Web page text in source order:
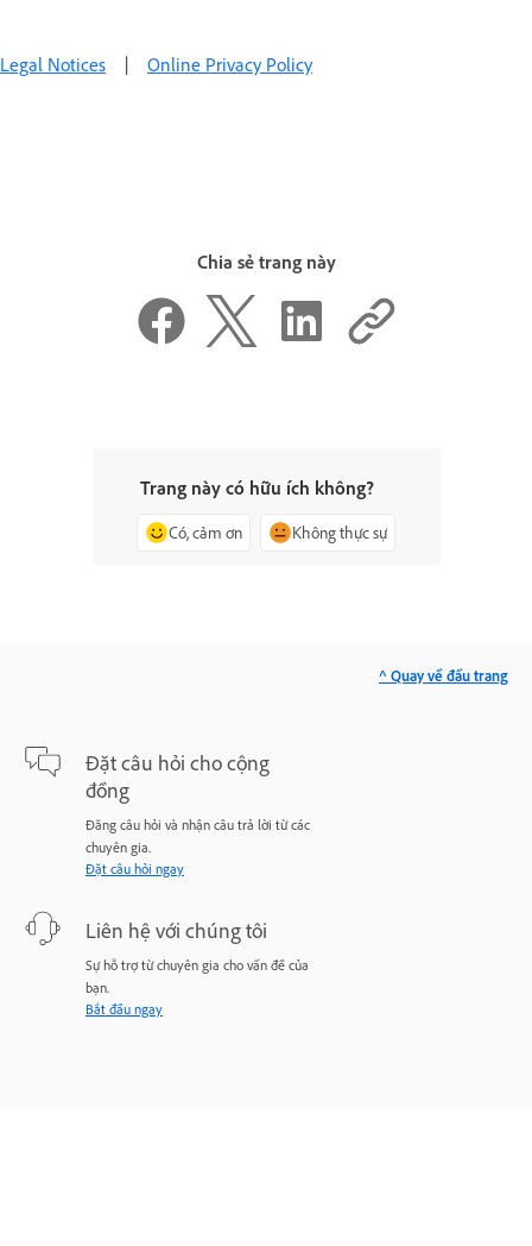
Legal Notices | Online Privacy Policy
Chia sẻ trang này
Trang này có hữu ích không?
Có, cảm ơn Không thực sự
Đặt câu hỏi cho cộng
đồng
Đăng câu hỏi và nhận câu trả lời từ các
chuyên gia.
Đặt câu hỏi ngay
Liên hệ với chúng tôi
Sự hỗ trợ từ chuyên gia cho vấn đề của
bạn.
Bắt đầu ngay
^ Quay về đầu trang